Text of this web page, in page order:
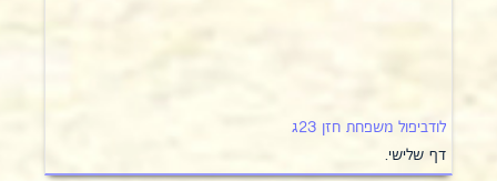
לודביפול משפחת חזן 23ג
דף שלישי.